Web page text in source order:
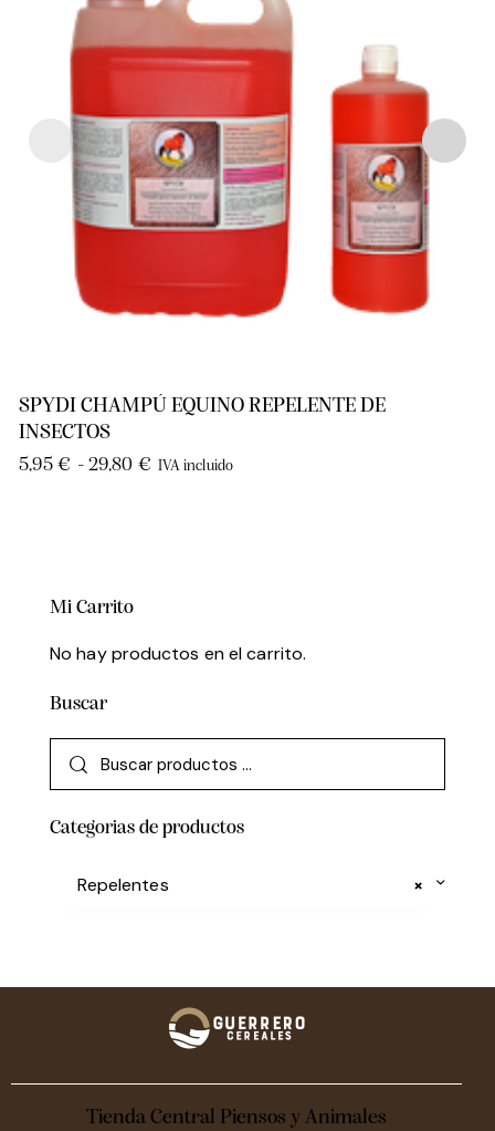
SPYDI CHAMPÚ EQUINO REPELENTE DE
INSECTOS
5,95 € - 29,80 € IVA incluido
Mi Carrito
No hay productos en el carrito.
Buscar
Categorias de productos
×
Repelentes
Tienda Central Piensos y Animales